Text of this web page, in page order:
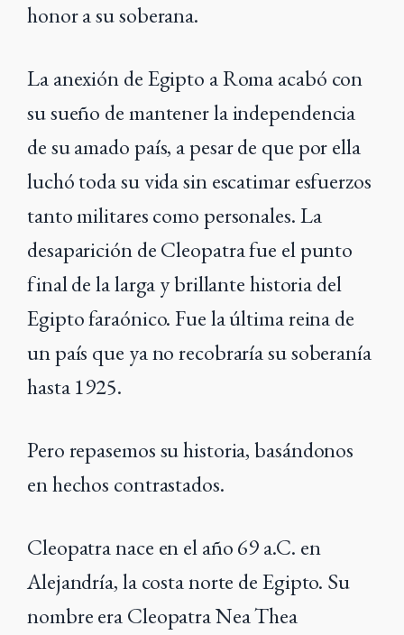
honor a su soberana.
La anexión de Egipto a Roma acabó con
su sueño de mantener la independencia
de su amado país, a pesar de que por ella
luchó toda su vida sin escatimar esfuerzos
tanto militares como personales. La
desaparición de Cleopatra fue el punto
final de la larga y brillante historia del
Egipto faraónico. Fue la última reina de
un país que ya no recobraría su soberanía
hasta 1925.
Pero repasemos su historia, basándonos
en hechos contrastados.
Cleopatra nace en el año 69 a.C. en
Alejandría, la costa norte de Egipto. Su
nombre era Cleopatra Nea Thea